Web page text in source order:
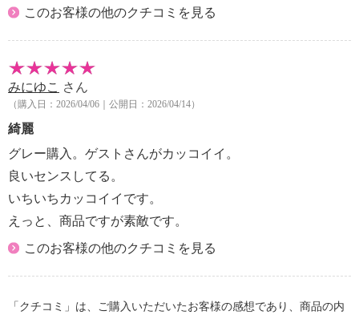
このお客様の他のクチコミを見る
みにゆこ さん
（購入日：2026/04/06｜公開日：2026/04/14）
綺麗
グレー購入。ゲストさんがカッコイイ。
良いセンスしてる。
いちいちカッコイイです。
えっと、商品ですが素敵です。
このお客様の他のクチコミを見る
「クチコミ」は、ご購入いただいたお客様の感想であり、商品の内